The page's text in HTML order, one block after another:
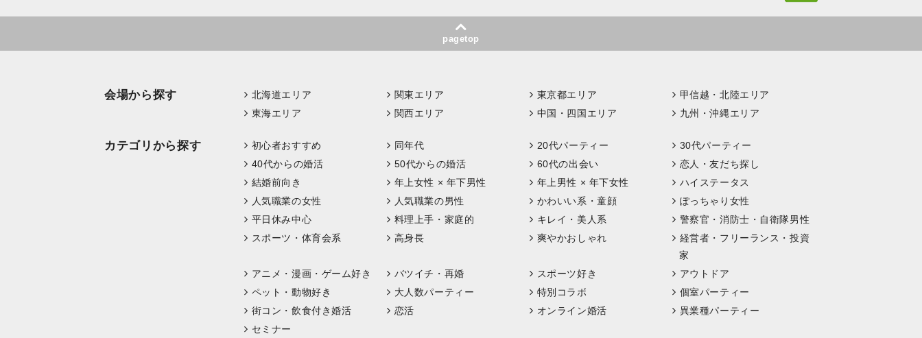
pagetop
会場から探す 北海道エリア 関東エリア 東京都エリア
甲信越・北陸エリア
東海エリア
関西エリア 中国・四国エリア 九州・沖縄エリア
カテゴリから探す 初心者おすすめ 同年代 20代パーティー
30代パーティー
40代からの婚活
50代からの婚活 60代の出会い
恋人・友だち探し
結婚前向き
年上女性 × 年下男性 年上男性 × 年下女性
ハイステータス
人気職業の女性
人気職業の男性 かわいい系・童顔
ぽっちゃり女性
平日休み中心
料理上手・家庭的 キレイ・美人系
警察官・消防士・自衛隊男性
スポーツ・体育会系
高身長 爽やかおしゃれ
経営者・フリーランス・投資
家
アニメ・漫画・ゲーム好き
バツイチ・再婚 スポーツ好き
アウトドア
ペット・動物好き
大人数パーティー 特別コラボ
個室パーティー
街コン・飲食付き婚活
恋活 オンライン婚活
異業種パーティー
セミナー